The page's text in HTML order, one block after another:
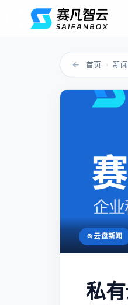
← 首页 › 新
云盘新闻
私